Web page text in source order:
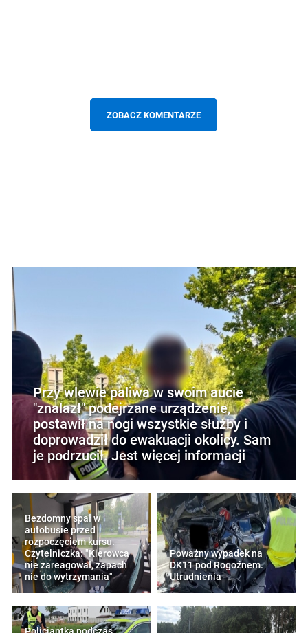
ZOBACZ KOMENTARZE
Przy wlewie paliwa w swoim aucie
"znalazł" podejrzane urządzenie,
postawił na nogi wszystkie służby i
doprowadził do ewakuacji okolicy. Sam
je podrzucił. Jest więcej informacji
Bezdomny spał w
autobusie przed
rozpoczęciem kursu.
Czytelniczka: "Kierowca
nie zareagował, zapach
nie do wytrzymania"
Poważny wypadek na
DK11 pod Rogoźnem.
Utrudnienia